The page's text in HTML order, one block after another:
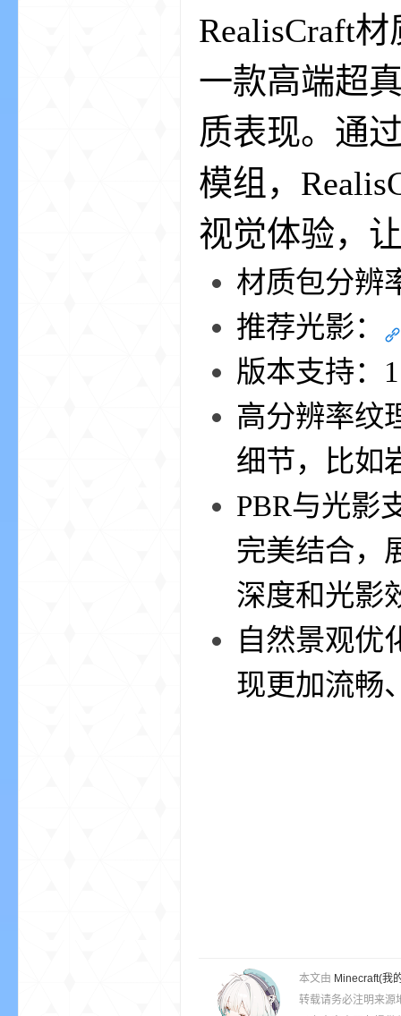
RealisCraft
一款高端超
质表现。通
模组，
视觉体验，
材质包分辨
推荐光影：
版本支持：
高分辨率纹
细节，比如
PBR与光影
完美结合，
深度和光影
自然景观优
现更加流畅
本文由 Minecraft(我
转载请务必注明来源